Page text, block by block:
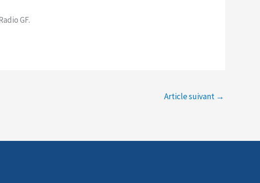
GF.
Article suivant →